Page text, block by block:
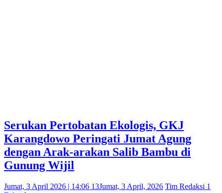
Serukan Pertobatan Ekologis, GKJ
Karangdowo Peringati Jumat Agung
dengan Arak-arakan Salib Bambu di
Gunung Wijil
Jumat, 3 April 2026 | 14:06 13Jumat, 3 April, 2026 Tim Redaksi 1